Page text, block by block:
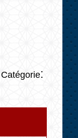
Catégorie: